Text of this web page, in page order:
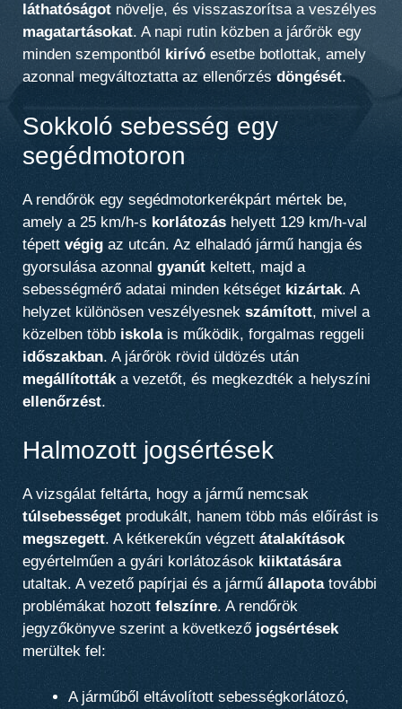
láthatóságot növelje, és visszaszorítsa a veszélyes
magatartásokat. A napi rutin közben a járőrök egy
minden szempontból
kirívó esetbe botlottak, amely
azonnal megváltoztatta az ellenőrzésdöngését.
Sokkoló sebesség egy
segédmotoron
A rendőrök egy segédmotorkerékpárt mértek be,
amely a 25 km/h-s korlátozás helyett 129 km/h-val
tépett végig az utcán. Az elhaladó jármű hangja és
gyorsulása azonnal gyanút keltett, majd a
sebességmérő adatai minden kétséget kizártak. A
helyzet különösen veszélyesnek számított, mivel a
közelben több iskolais működik, forgalmas reggeli
időszakban. A járőrök rövid üldözés után
megállították a vezetőt, és megkezdték a helyszíni
ellenőrzést.
Halmozott jogsértések
A vizsgálat feltárta, hogy a jármű nemcsak
túlsebességet produkált, hanem több más előírást is
megszegett. A kétkerekűn végzett átalakítások
egyértelműen a gyári korlátozások kiiktatására
utaltak. A vezető papírjai és a jármű állapotatovábbi
problémákat hozott felszínre. A rendőrök
jegyzőkönyve szerint a következő jogsértések
merültek fel:
A járműből eltávolított sebességkorlátozó,